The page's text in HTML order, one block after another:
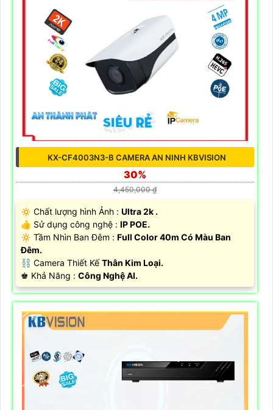
KX-CF4003N3-B CAMERA AN NINH KBVISION
30%
4,450,000 ₫
🔅 Chất lượng hình Ảnh : Ultra 2k .
👍 Sử dụng công nghệ : IP POE.
🔅 Tầm Nhìn Ban Đêm : Full Color 40m Có Màu Ban
Đêm.
⛓ Camera Thiết KếThân Kim Loại.
️♚ Khả Năng : Công Nghệ AI.